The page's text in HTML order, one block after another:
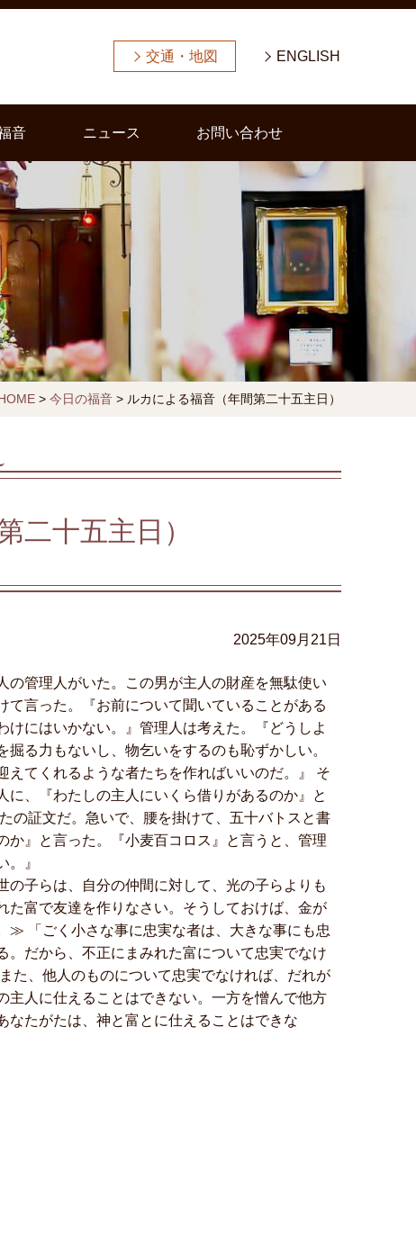
交通・地図 ENGLISH
音 ニュース お問い合わせ
> 今日の福音> ルカによる福音（年間第二十五主日）
二十五主日）
2025年09月21日
管理人がいた。この男が主人の財産を無駄使い
言った。『お前について聞いていることがある
にはいかない。』管理人は考えた。『どうしよ
る力もないし、物乞いをするのも恥ずかしい。
てくれるような者たちを作ればいいのだ。』 そ
、『わたしの主人にいくら借りがあるのか』と
の証文だ。急いで、腰を掛けて、五十バトスと書
か』と言った。『小麦百コロス』と言うと、管理
。』
子らは、自分の仲間に対して、光の子らよりも
た富で友達を作りなさい。そうしておけば、金が
≫ 「ごく小さな事に忠実な者は、大きな事にも忠
だから、不正にまみれた富について忠実でなけ
た、他人のものについて忠実でなければ、だれが
主人に仕えることはできない。一方を憎んで他方
なたがたは、神と富とに仕えることはできな